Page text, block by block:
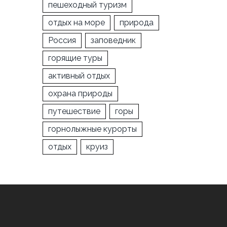
пешеходный туризм
отдых на море
природа
Россия
заповедник
горящие туры
активный отдых
охрана природы
путешествие
горы
горнолыжные курорты
отдых
круиз